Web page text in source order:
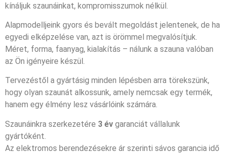
kínáljuk szaunáinkat, kompromisszumok nélkül.
Alapmodelljeink gyors és bevált megoldást jelentenek, de ha
egyedi elképzelése van, azt is örömmel megvalósítjuk.
Méret, forma, faanyag, kialakítás – nálunk a szauna valóban
az Ön igényeire készül.
Tervezéstől a gyártásig minden lépésben arra törekszünk,
hogy olyan szaunát alkossunk, amely nemcsak egy termék,
hanem egy élmény lesz vásárlóink számára.
Szaunáinkra szerkezetére 3 év garanciát vállalunk
gyártóként.
Az elektromos berendezésekre ár szerinti sávos garancia idő